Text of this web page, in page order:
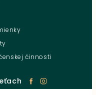
činnosti